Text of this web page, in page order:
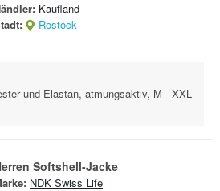
Kaufland
Rostock
und Elastan, atmungsaktiv, M - XXL
Softshell-Jacke
NDK Swiss Life